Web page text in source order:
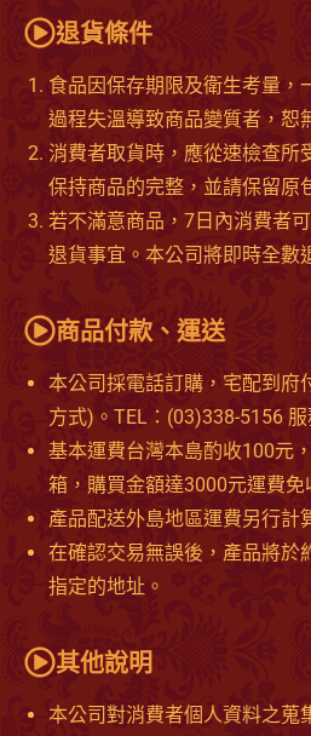
退貨條件
食品因保存期限及衛生考量，
過程失溫導致商品變質者，恕
消費者取貨時，應從速檢查所
保持商品的完整，並請保留原
若不滿意商品，7日內消費者
退貨事宜。本公司將即時全數
商品付款、運送
本公司採電話訂購，宅配到府
方式)。TEL：(03)338-5156
基本運費台灣本島酌收100元
箱，購買金額達3000元運費免
產品配送外島地區運費另行計
在確認交易無誤後，產品將於
指定的地址。
其他說明
本公司對消費者個人資料之蒐